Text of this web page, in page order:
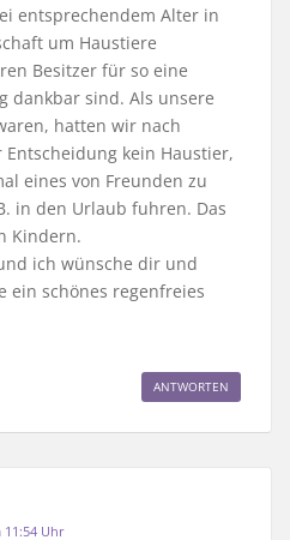
entsprechendem Alter in
um Haustiere
Besitzer für so eine
dankbar sind. Als unsere
hatten wir nach
Entscheidung kein Haustier,
eines von Freunden zu
in den Urlaub fuhren. Das
Kindern.
ich wünsche dir und
ein schönes regenfreies
ANTWORTEN
11:54 Uhr